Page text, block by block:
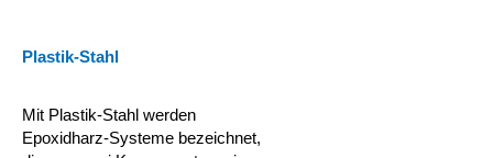
Plastik-Stahl
Mit Plastik-Stahl werden
Epoxidharz-Systeme bezeichnet,